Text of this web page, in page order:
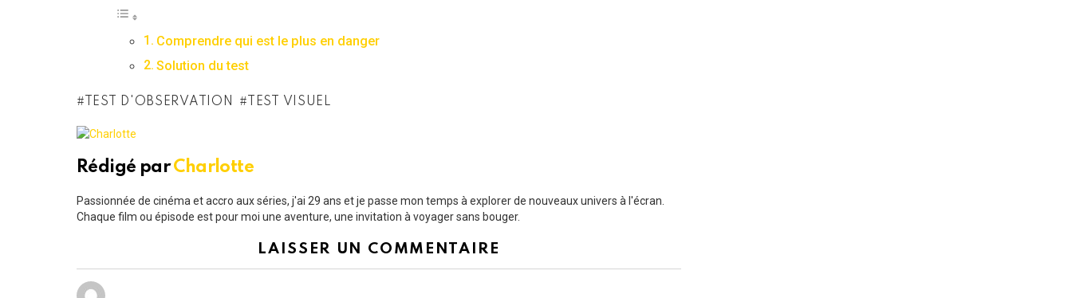
Comprendre qui est le plus en danger
Solution du test
TEST D'OBSERVATION TEST VISUEL
Rédigé parCharlotte
Passionnée de cinéma et accro aux séries, j'ai 29 ans et je passe mon temps à explorer de nouveaux univers à l'écran.
Chaque film ou épisode est pour moi une aventure, une invitation à voyager sans bouger.
LAISSER UN COMMENTAIRE